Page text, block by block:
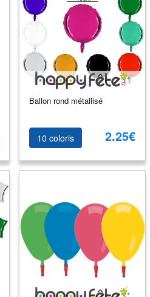
Ballon rond métallisé
10 coloris 2.25€